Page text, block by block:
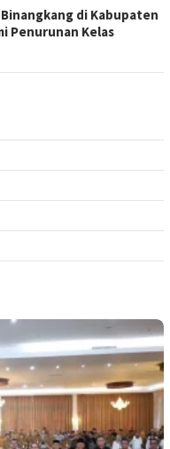
di Kabupaten
Penurunan Kelas